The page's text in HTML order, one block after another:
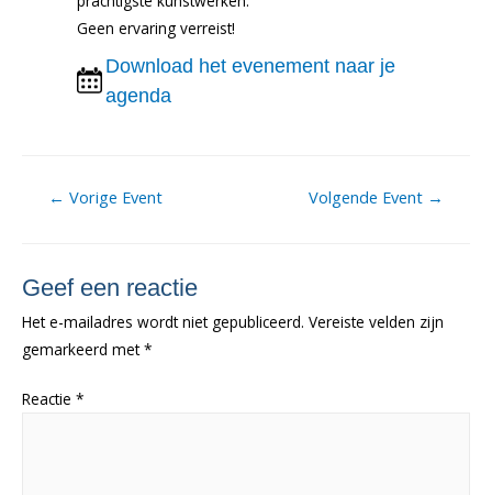
Geen ervaring verreist!
Download het evenement naar je
agenda
Berichtnavigatie
← Vorige Event Volgende Event →
Geef een reactie
Het e-mailadres wordt niet gepubliceerd. Vereiste velden zijn
gemarkeerd met*
Reactie *